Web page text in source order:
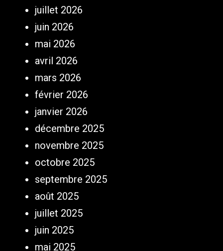
juillet 2026
juin 2026
mai 2026
avril 2026
mars 2026
février 2026
janvier 2026
décembre 2025
novembre 2025
octobre 2025
septembre 2025
août 2025
juillet 2025
juin 2025
mai 2025